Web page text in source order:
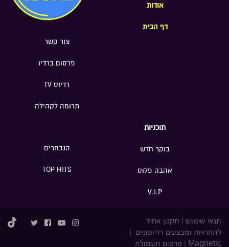
אודות
דף הבית
צור קשר
פרסום ברדיו
רדיוס TV
תרומה לקהילה
תוכניות
בוקר חדש
אהבה פלוס
V.I.P
הנבחרים
TOP HITS
תנאי שימוש
תקנון אחיד
לתחרויות ומבצעים רדיופוניים
Magnetic
פרסום תעמולת